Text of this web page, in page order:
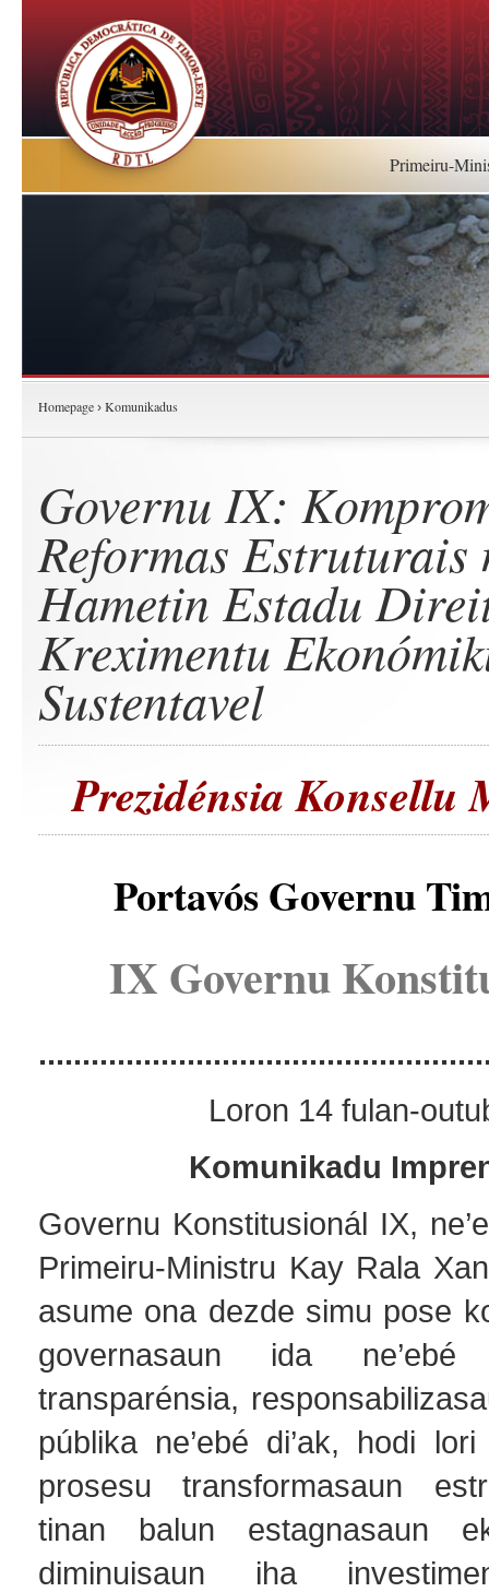
Primeiru-
Homepage › Komunikadus
Governu IX:
Reformas Estruturais
Hametin Estadu
Kreximentu
Sustentavel
Prezidénsia Konsellu
Portavós Governu
IX Governu
Loron 14 fulan-
Komunikadu
Governu Konstitusionál IX,
Primeiru-Ministru Kay Rala
asume ona dezde simu pose
governasaun ida
transparénsia,
públika ne’ebé di’ak, hodi
prosesu transformasaun
tinan balun estagnasaun
diminuisaun iha